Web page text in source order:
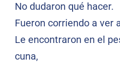
No dudaron qué hacer.
Fueron corriendo a ver
Le encontraron en el
cuna,